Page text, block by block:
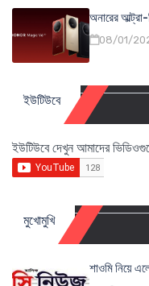
অনারের
08/01/
ইউটিউবে
ইউটিউবে দেখুন আমাদের
মুখোমুখি
শাওমি নিয়ে